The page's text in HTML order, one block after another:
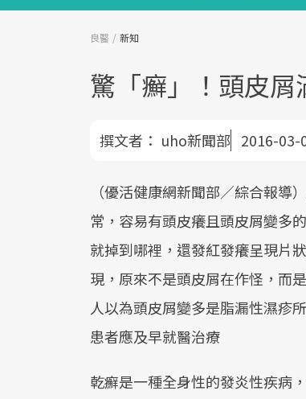
良醫 新知
驚「癬」！頭皮
撰文者： uho新聞部 2016-03-
（優活健康網新聞部／綜合報
常，容易有頭皮癢且頭皮屑變多
就掉到哪裡，還發紅發癢呈現片
現，原來不是頭皮屑在作怪，而
人以為頭皮屑變多是脂漏性濕疹
患者應及早就醫治療
乾癬是一種全身性的發炎性疾病